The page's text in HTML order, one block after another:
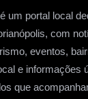
um portal local
com
eventos,
e informações
que